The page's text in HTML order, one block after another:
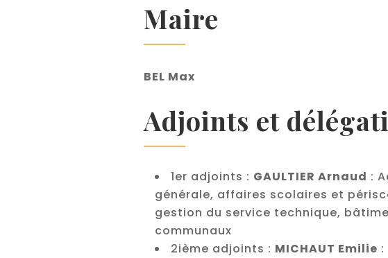
Maire
BEL Max
Adjoints et
1er adjoints : GAULTIER Arnaud :
générale, affaires scolaires et
gestion du service technique,
communaux
2ième adjoints : MICHAUT Emilie :